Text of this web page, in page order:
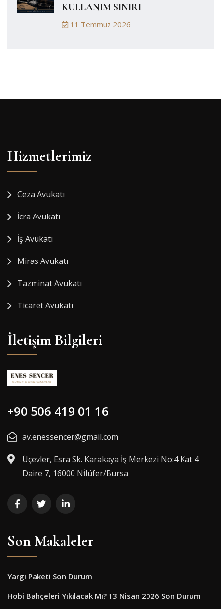
KULLANIM SINIRI
11 Temmuz 2026
Hizmetlerimiz
Ceza Avukatı
İcra Avukatı
İş Avukatı
Miras Avukatı
Tazminat Avukatı
Ticaret Avukatı
İletişim Bilgileri
+90 506 419 01 16
av.enessencer@gmail.com
Üçevler, Esra Sk. Karakaya İş Merkezi No:4 Kat 4
Daire 7, 16000 Ni̇lüfer/Bursa
Son Makaleler
Yargı Paketi Son Durum
Hobi Bahçeleri Yıkılacak Mı? 13 Nisan 2026 Son Durum